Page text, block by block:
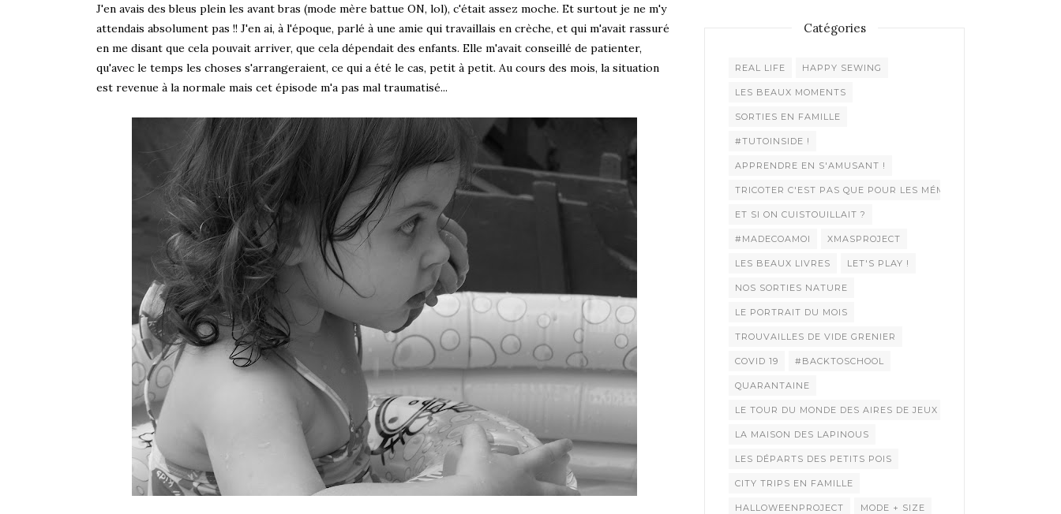
J'en avais des bleus plein les avant bras (mode mère battue ON, lol), c'était assez moche. Et surtout je ne m'y
attendais absolument pas !! J'en ai, à l'époque, parlé à une amie qui travaillais en crèche, et qui m'avait rassuré
en me disant que cela pouvait arriver, que cela dépendait des enfants. Elle m'avait conseillé de patienter,
qu'avec le temps les choses s'arrangeraient, ce qui a été le cas, petit à petit. Au cours des mois, la situation
est revenue à la normale mais cet épisode m'a pas mal traumatisé...
Catégories
REAL LIFE HAPPY SEWING
LES BEAUX MOMENTS
SORTIES EN FAMILLE
#TUTOINSIDE !
APPRENDRE EN S'AMUSANT !
TRICOTER C'EST PAS QUE POUR LES MÉMÉES !
ET SI ON CUISTOUILLAIT ?
#MADECOAMOI XMASPROJECT
LES BEAUX LIVRES LET'S PLAY !
NOS SORTIES NATURE
LE PORTRAIT DU MOIS
TROUVAILLES DE VIDE GRENIER
COVID 19 #BACKTOSCHOOL
QUARANTAINE
LE TOUR DU MONDE DES AIRES DE JEUX
LA MAISON DES LAPINOUS
LES DÉPARTS DES PETITS POIS
CITY TRIPS EN FAMILLE
HALLOWEENPROJECT MODE + SIZE